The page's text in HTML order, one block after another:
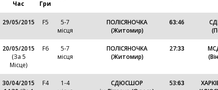
Час
Гри
29/05/2015 F5
5-7
місця
ПОЛІСЯНОЧКА
(Житомир)
63:46
20/05/2015
(За 5
Місце)
F6
5-7
місця
ПОЛІСЯНОЧКА
(Житомир)
27:33
30/04/2015
F4
1-4
СДЮСШОР
53:63